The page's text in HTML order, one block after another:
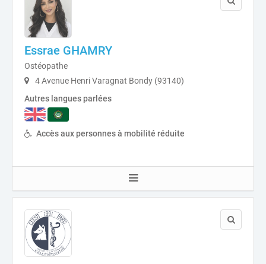
Essrae GHAMRY
Ostéopathe
4 Avenue Henri Varagnat Bondy (93140)
Autres langues parlées
Accès aux personnes à mobilité réduite